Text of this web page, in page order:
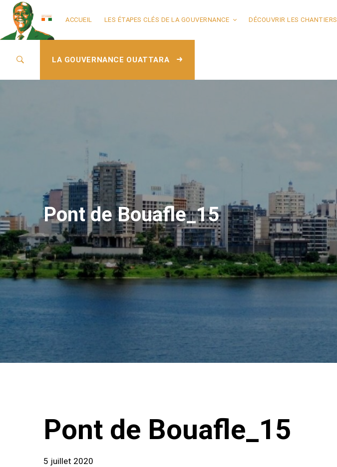
ACCUEIL LES ÉTAPES CLÉS DE LA GOUVERNANCE DÉCOUVRIR LES CHANTIERS
LA GOUVERNANCE OUATTARA
Pont de Bouafle_15
Pont de Bouafle_15
5 juillet 2020